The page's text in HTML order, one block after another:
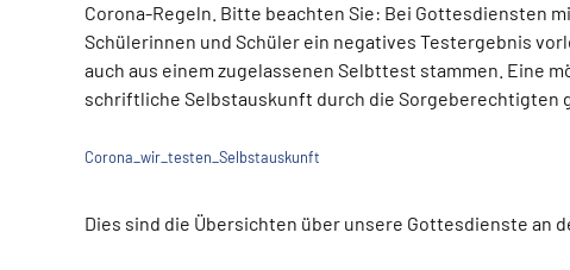
Corona-Regeln. Bitte beachten Sie: Bei Gottesdiensten
Schülerinnen und Schüler ein negatives Testergebnis
auch aus einem zugelassenen Selbttest stammen. Eine
schriftliche Selbstauskunft durch die Sorgeberechtigten
Corona_wir_testen_Selbstauskunft
Dies sind die Übersichten über unsere Gottesdienste an